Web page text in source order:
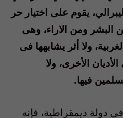
يقوم على اختيار حر
ومن الاراء، وهى
ولا أثر يشابهها فى
الأخرى، ولا
فيها.
دولة ديمقراطية، فإنه